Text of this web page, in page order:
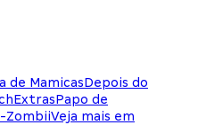
de MamicasDepois do
ExtrasPapo de
ZombiiVeja mais em